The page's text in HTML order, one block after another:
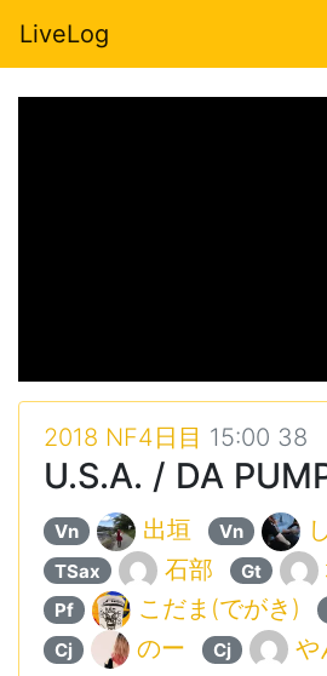
LiveLog
2018 NF4日目 15:00 38
U.S.A. / DA
Vn 出垣 Vn
TSax 石部 Gt
Pf こだま(でがき)
Cj のー Cj や